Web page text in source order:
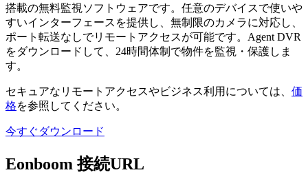
搭載の無料監視ソフトウェアです。任意のデバイスで使いや
すいインターフェースを提供し、無制限のカメラに対応し、
ポート転送なしでリモートアクセスが可能です。Agent DVR
をダウンロードして、24時間体制で物件を監視・保護しま
す。
セキュアなリモートアクセスやビジネス利用については、 価
格を参照してください。
今すぐダウンロード
Eonboom 接続URL